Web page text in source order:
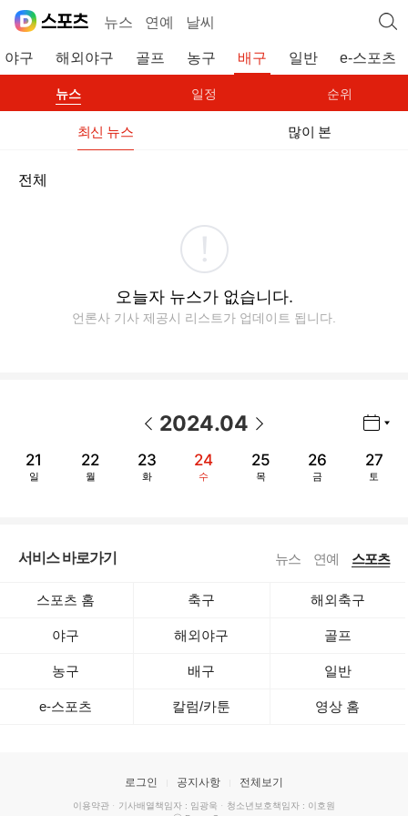
뉴스 연예 날씨
야구 해외야구 골프 농구 배구 일반 e-스포츠
뉴스 일정 순위
최신 뉴스 많이 본
전체
오늘자 뉴스가 없습니다.
언론사 기사 제공시 리스트가 업데이트 됩니다.
2024.04
21
일
22
월
23
화
24
수
25
목
26
금
27
토
서비스 바로가기 뉴스 연예 스포츠
스포츠 홈 축구 해외축구
야구 해외야구 골프
농구 배구 일반
e-스포츠 칼럼/카툰 영상 홈
로그인 공지사항 전체보기
이용약관 · 기사배열책임자 : 임광욱 · 청소년보호책임자 : 이호원